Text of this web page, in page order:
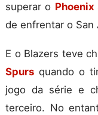
superar o Phoenix
de enfrentar o San
E o Blazers teve
Spurs quando o
jogo da série e
terceiro. No